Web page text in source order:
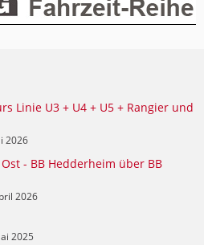
Linie U3 + U4 + U5 + Rangier und
2026
- BB Hedderheim über BB
2026
2025